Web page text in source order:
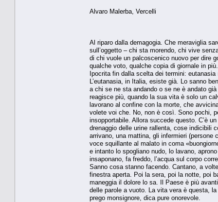
Alvaro Malerba, Vercelli
Al riparo dalla demagogia. Che meraviglia
sull’oggetto – chi sta morendo, chi vive
di chi vuole un palcoscenico nuovo per dire
qualche voto, qualche copia di giornale in
Ipocrita fin dalla scelta dei termini:
L’eutanasia, in Italia, esiste già. Lo sanno
a chi se ne sta andando o se ne è andato
reagisce più, quando la sua vita è solo un
lavorano al confine con la morte, che
volete voi che. No, non è così. Sono pochi,
insopportabile. Allora succede questo. C’è
drenaggio delle urine rallenta, cose indicibili
arrivano, una mattina, gli infermieri (persone
voce squillante al malato in coma
e intanto lo spogliano nudo, lo lavano,
insaponano, fa freddo, l’acqua sul corpo
Sanno cosa stanno facendo. Cantano, a
finestra aperta. Poi la sera, poi la notte, poi
maneggia il dolore lo sa. Il Paese è più
delle parole a vuoto. La vita vera è questa,
prego monsignore, dica pure onorevole.